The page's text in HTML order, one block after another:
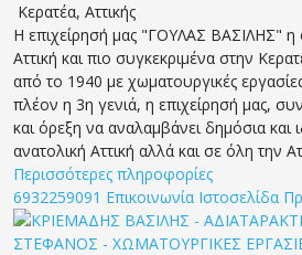
Κερατέα, Αττικής
Η επιχείρησή μας "ΓΟΥΛΑΣ ΒΑΣΙΛΗΣ" η
Αττική και πιο συγκεκριμένα στην
από το 1940 με χωματουργικές
πλέον η 3η γενιά, η επιχείρησή μας,
και όρεξη να αναλαμβάνει δημόσια και
ανατολική Αττική αλλά και σε όλη την
Περισσότερες πληροφορίες
6932259091 Επικοινωνία Ιστοσελίδα